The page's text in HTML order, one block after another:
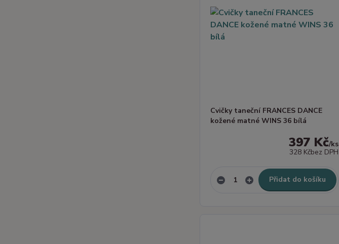
Cvičky taneční FRANCES DANCE
kožené matné WINS 36 bílá
397 Kč/ks
328 Kčbez DPH
Přidat do košíku